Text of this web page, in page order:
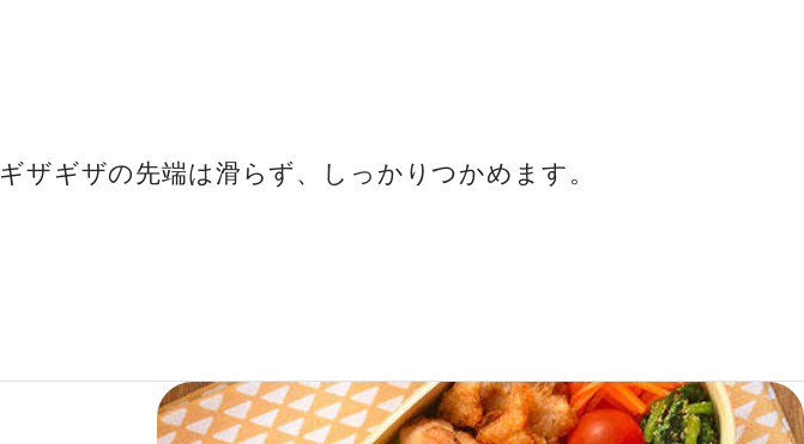
ギザギザの先端は滑らず、しっかりつかめます。